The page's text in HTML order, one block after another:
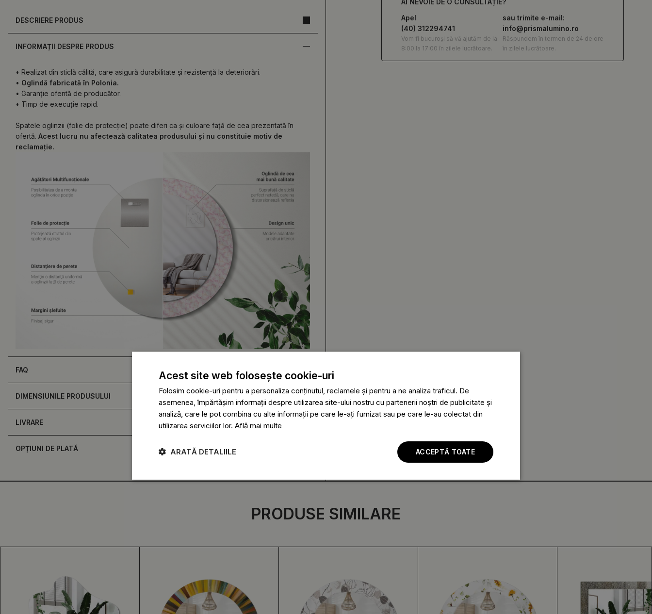
DESCRIERE PRODUS
INFORMAȚII DESPRE PRODUS
• Realizat din sticlă călită, care asigură durabilitate și rezistență la deteriorări.
• Oglindă fabricată în Polonia.
• Garanție oferită de producător.
• Timp de execuție rapid.
Spatele oglinzii (folie de protecție) poate diferi ca și culoare față de cea prezentată în
ofertă. Acest lucru nu afectează calitatea produsului și nu constituie motiv de
reclamație.
FAQ
DIMENSIUNILE PRODUSULUI
LIVRARE
OPȚIUNI DE PLATĂ
AI NEVOIE DE O CONSULTAȚIE?
Apel
(40) 312294741
Vom fi bucuroși să vă ajutăm de la
8:00 la 17:00 în zilele lucrătoare.
sau trimite e-mail:
info@prismalumino.ro
Răspundem în termen de 24 de ore
în zilele lucrătoare.
PRODUSE SIMILARE
Acest site web folosește cookie-uri
Folosim cookie-uri pentru a personaliza conținutul, reclamele și pentru a ne analiza traficul. De
asemenea, împărtășim informații despre utilizarea site-ului nostru cu partenerii noștri de publicitate și
analiză, care le pot combina cu alte informații pe care le-ați furnizat sau pe care le-au colectat din
utilizarea serviciilor lor. Află mai multe
ACCEPTĂ TOATE
ARATĂ DETALIILE